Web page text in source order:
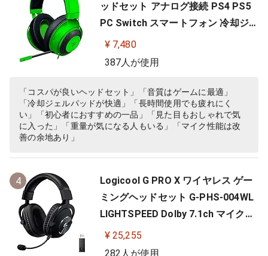
ッドセット アナログ接続 PS4 PS5
PC Switch スマートフォン 冷却ジェ
ルパッド 【日本正規代理店保証品】
RZ04-02830200-R3M
¥ 7,480
387人が使用
「コスパが良いヘッドセット」「音質はゲームに最適」
「冷却ジェルパッドが快適」「長時間使用でも疲れにく
い」「初心者におすすめの一品」「見た目もおしゃれで気
に入った」「重量が気になる人もいる」「マイク性能は改
善の余地あり」
4
Logicool G PRO X ワイヤレス ゲー
ミングヘッドセット G-PHS-004WL
LIGHTSPEED Dolby 7.1ch マイク付
き 20時間連続使用可能 軽量 充電式
PS5 PS4 PC ゲーミング ヘッドセッ
¥ 25,255
282人が使用